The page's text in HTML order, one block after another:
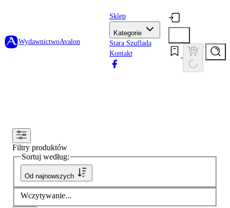
WydawnictwoAvalon
Sklep
Kategorie
Stara Szuflada
Kontakt
Filtry produktów
Sortuj według:
Od najnowszych
Wczytywanie...